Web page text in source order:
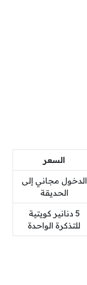
السعر
الدخول مجاني إلى
الحديقة
5 دنانير كويتية
للتذكرة الواحدة